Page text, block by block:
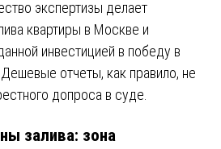
экспертизы делает
квартиры в Москве и
инвестицией в победу в
отчеты, как правило, не
допроса в суде.
залива: зона